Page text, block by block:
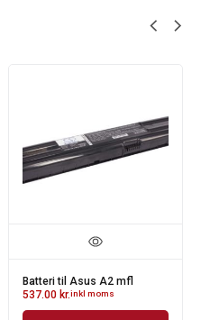
Batteri til Asus A2 mfl
537.00 kr.inkl moms